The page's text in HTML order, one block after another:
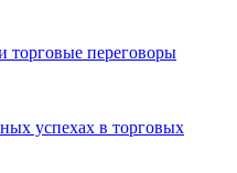
переговоры
успехах в торговых